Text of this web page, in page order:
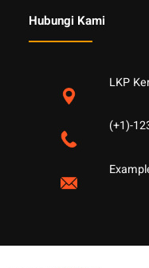
Hubungi Kami
LKP
(+1)-